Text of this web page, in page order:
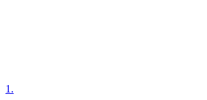
1 .